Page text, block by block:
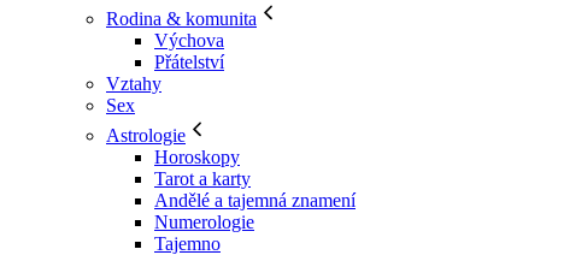
Rodina & komunita
Výchova
Přátelství
Vztahy
Sex
Astrologie
Horoskopy
Tarot a karty
Andělé a tajemná znamení
Numerologie
Tajemno